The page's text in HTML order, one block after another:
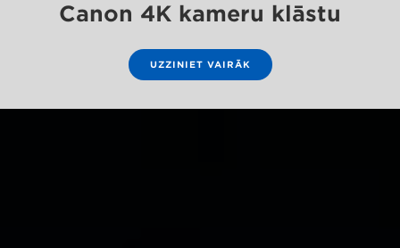
Canon 4K kameru klāstu
UZZINIET VAIRĀK